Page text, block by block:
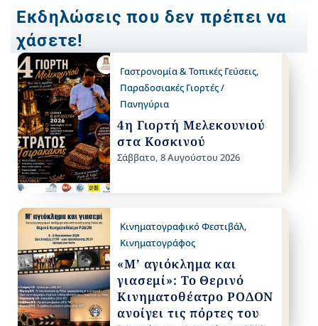
Εκδηλώσεις που δεν πρέπει να
χάσετε!
Γαστρονομία & Τοπικές Γεύσεις,
Παραδοσιακές Γιορτές /
Πανηγύρια
4η Γιορτή Μελεκουνιού
στα Κοσκινού
Σάββατο, 8 Αυγούστου 2026
Κινηματογραφικό Φεστιβάλ,
Κινηματογράφος
«Μ’ αγιόκλημα και
γιασεμί»: Το Θερινό
Κινηματοθέατρο ΡΟΔΟΝ
ανοίγει τις πόρτες του